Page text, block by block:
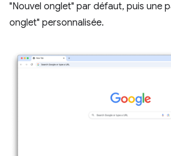
"Nouvel onglet" par défaut, puis une
onglet" personnalisée.